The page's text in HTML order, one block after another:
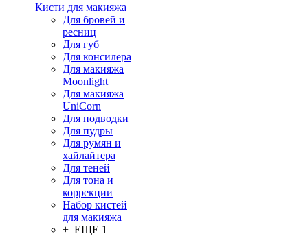
Кисти для макияжа
Для бровей и
ресниц
Для губ
Для консилера
Для макияжа
Moonlight
Для макияжа
UniCorn
Для подводки
Для пудры
Для румян и
хайлайтера
Для теней
Для тона и
коррекции
Набор кистей
для макияжа
+ ЕЩЕ 1